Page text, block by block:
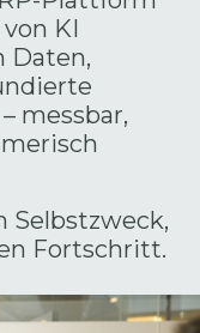
KI
Daten,
messbar,
Selbstzweck,
Fortschritt.